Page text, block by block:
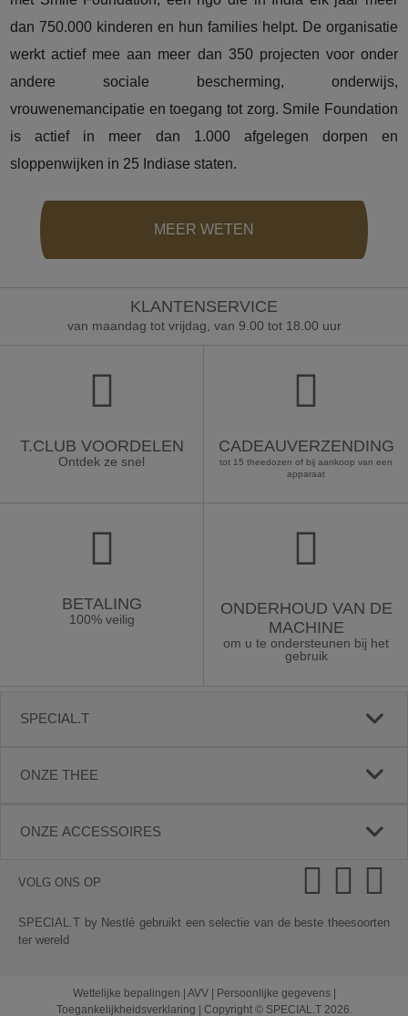
dan 750.000 kinderen en hun families helpt. De organisatie
werkt actief mee aan meer dan 350 projecten voor onder
andere sociale bescherming, onderwijs,
vrouwenemancipatie en toegang tot zorg. Smile Foundation
is actief in meer dan 1.000 afgelegen dorpen en
sloppenwijken in 25 Indiase staten.
MEER WETEN
KLANTENSERVICE
van maandag tot vrijdag, van 9.00 tot 18.00 uur
T.CLUB VOORDELEN
Ontdek ze snel
CADEAUVERZENDING
tot 15 theedozen of bij aankoop van een
apparaat
BETALING
100% veilig
ONDERHOUD VAN DE
MACHINE
om u te ondersteunen bij het
gebruik
SPECIAL.T
ONZE THEE
ONZE ACCESSOIRES
VOLG ONS OP
SPECIAL.T by Nestlé gebruikt een selectie van de beste theesoorten
ter wereld
Wettelijke bepalingen AVV| Persoonlijke gegevens|
Toegankelijkheidsverklaring
Copyright © SPECIAL.T 2026.